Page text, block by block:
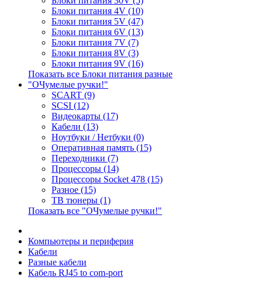
Блоки питания 4V (10)
Блоки питания 5V (47)
Блоки питания 6V (13)
Блоки питания 7V (7)
Блоки питания 8V (3)
Блоки питания 9V (16)
Показать все Блоки питания разные
"ОЧумелые ручки!"
SCART (9)
SCSI (12)
Видеокарты (17)
Кабели (13)
Ноутбуки / Нетбуки (0)
Оперативная память (15)
Переходники (7)
Процессоры (14)
Процессоры Socket 478 (15)
Разное (15)
ТВ тюнеры (1)
Показать все "ОЧумелые ручки!"
Компьютеры и периферия
Кабели
Разные кабели
Кабель RJ45 to com-port